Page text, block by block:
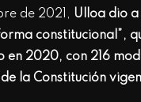
de 2021, Ulloa dio a
constitucional”,
en 2020, con 216
la Constitución